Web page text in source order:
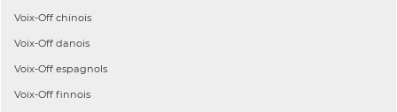
Voix-Off chinois
Voix-Off danois
Voix-Off espagnols
Voix-Off finnois